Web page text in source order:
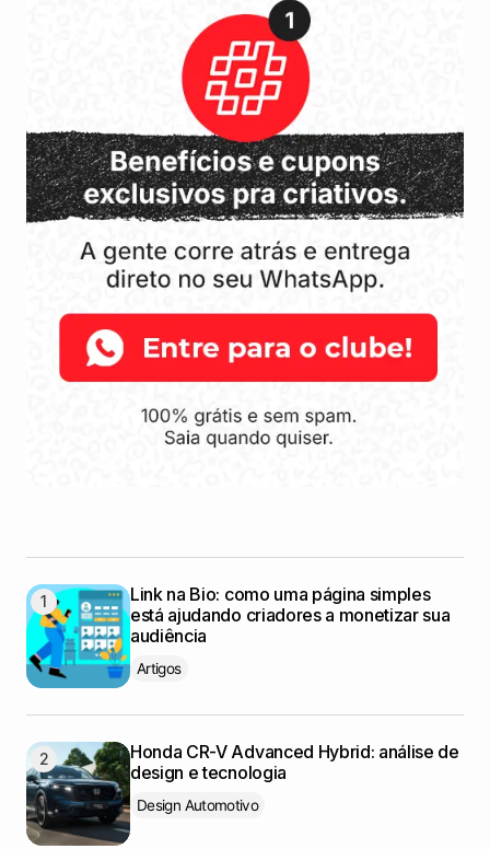
Link na Bio: como uma página simples
está ajudando criadores a monetizar sua
audiência
Artigos
Honda CR-V Advanced Hybrid: análise de
design e tecnologia
Design Automotivo